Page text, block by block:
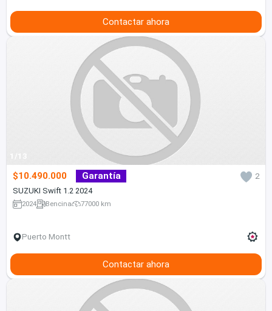
Contactar ahora
1/13
$10.490.000 Garantía
2
SUZUKI Swift 1.2 2024
2024 Bencina 77000 km
Puerto Montt
Contactar ahora